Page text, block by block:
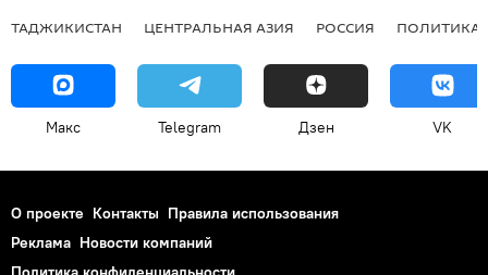
ТАДЖИКИСТАН ЦЕНТРАЛЬНАЯ АЗИЯ РОССИЯ ПОЛИТИКА
Макс Telegram Дзен VK
О проекте Контакты Правила использования
Реклама Новости компаний